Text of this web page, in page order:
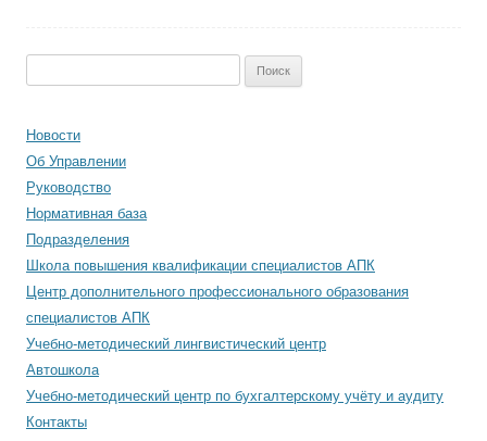
Новости
Об Управлении
Руководство
Нормативная база
Подразделения
Школа повышения квалификации специалистов АПК
Центр дополнительного профессионального образования
специалистов АПК
Учебно-методический лингвистический центр
Автошкола
Учебно-методический центр по бухгалтерскому учёту и аудиту
Контакты